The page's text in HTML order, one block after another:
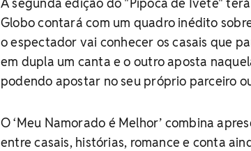
Globo contará com um quadro inédito
o espectador vai conhecer os casais que
em dupla um canta e o outro aposta
podendo apostar no seu próprio parceiro
O ‘Meu Namorado é Melhor’ combina
entre casais, histórias, romance e conta